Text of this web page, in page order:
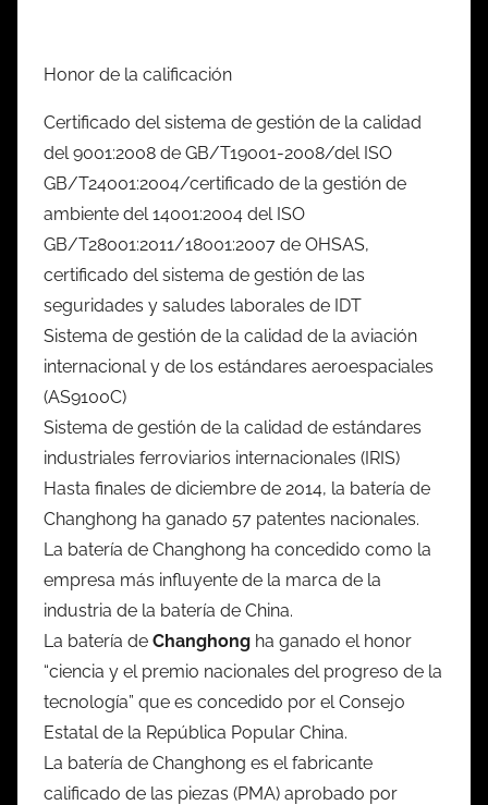
Honor de la calificación
Certificado del sistema de gestión de la calidad
del 9001:2008 de GB/T19001-2008/del ISO
GB/T24001:2004/certificado de la gestión de
ambiente del 14001:2004 del ISO
GB/T28001:2011/18001:2007 de OHSAS,
certificado del sistema de gestión de las
seguridades y saludes laborales de IDT
Sistema de gestión de la calidad de la aviación
internacional y de los estándares aeroespaciales
(AS9100C)
Sistema de gestión de la calidad de estándares
industriales ferroviarios internacionales (IRIS)
Hasta finales de diciembre de 2014, la batería de
Changhong ha ganado 57 patentes nacionales.
La batería de Changhong ha concedido como la
empresa más influyente de la marca de la
industria de la batería de China.
La batería de Changhong ha ganado el honor
“ciencia y el premio nacionales del progreso de la
tecnología” que es concedido por el Consejo
Estatal de la República Popular China.
La batería de Changhong es el fabricante
calificado de las piezas (PMA) aprobado por